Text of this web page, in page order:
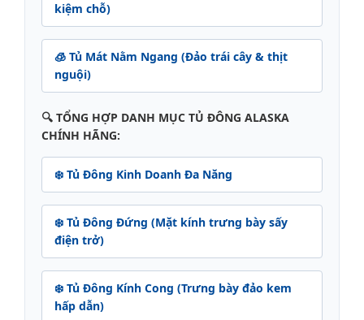
kiệm chỗ)
🧊 Tủ Mát Nằm Ngang (Đảo trái cây & thịt
nguội)
🔍 TỔNG HỢP DANH MỤC TỦ ĐÔNG ALASKA
CHÍNH HÃNG:
❄️ Tủ Đông Kinh Doanh Đa Năng
❄️ Tủ Đông Đứng (Mặt kính trưng bày sấy
điện trở)
❄️ Tủ Đông Kính Cong (Trưng bày đảo kem
hấp dẫn)